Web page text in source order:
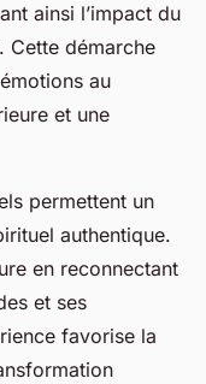
ainsi l’impact du
Cette démarche
au
et une
permettent un
authentique.
en reconnectant
et ses
favorise la